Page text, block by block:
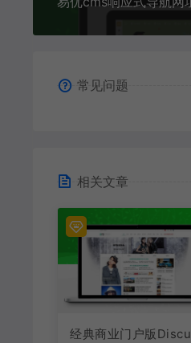
常见问题
相关文章
经典商业门户版